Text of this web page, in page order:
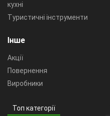
кухні
Туристичні інструменти
Інше
Акції
Повернення
Виробники
Топ категорії